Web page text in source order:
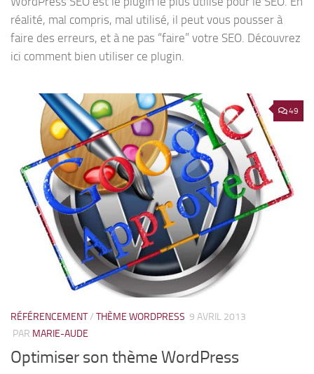
réalité, mal compris, mal utilisé, il peut vous pousser à
faire des erreurs, et à ne pas “faire” votre SEO. Découvrez
ici comment bien utiliser ce plugin.
49
RÉFÉRENCEMENT/ THÈME WORDPRESS 9 AVRIL 2013
PAR MARIE-AUDE
Optimiser son thème WordPress